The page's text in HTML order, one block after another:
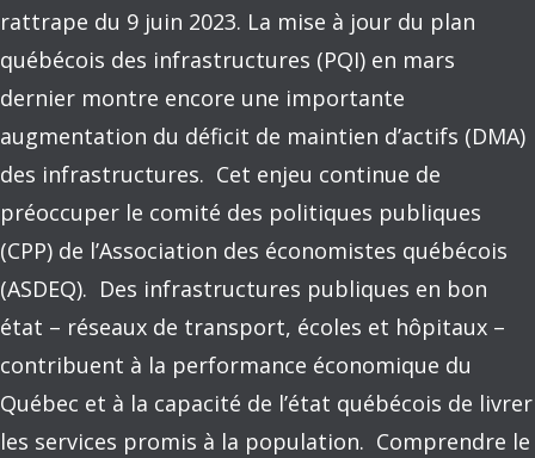
rattrape du 9 juin 2023. La mise à jour du plan
québécois des infrastructures (PQI) en mars
dernier montre encore une importante
augmentation du déficit de maintien d’actifs (DMA)
des infrastructures. Cet enjeu continue de
préoccuper le comité des politiques publiques
(CPP) de l’Association des économistes québécois
(ASDEQ). Des infrastructures publiques en bon
état – réseaux de transport, écoles et hôpitaux –
contribuent à la performance économique du
Québec et à la capacité de l’état québécois de livrer
les services promis à la population. Comprendre le